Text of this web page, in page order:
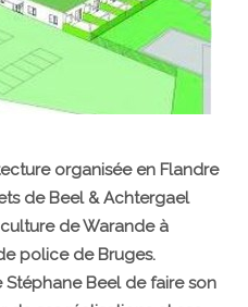
organisée en Flandre
de Beel & Achtergael
de Warande à
police de Bruges.
Beel de faire son